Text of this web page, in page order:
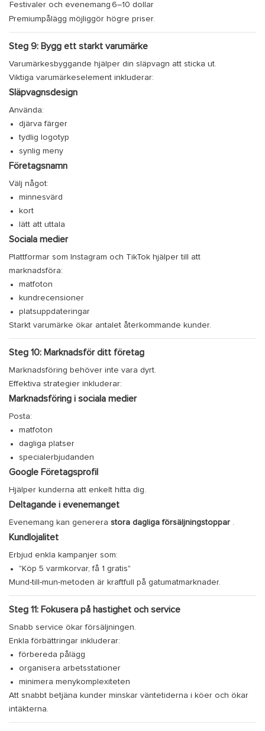
Festivaler och evenemang 6–10 dollar
Premiumpålägg möjliggör högre priser.
Steg 9: Bygg ett starkt varumärke
Varumärkesbyggande hjälper din släpvagn att sticka ut.
Viktiga varumärkeselement inkluderar:
Släpvagnsdesign
Använda:
djärva färger
tydlig logotyp
synlig meny
Företagsnamn
Välj något:
minnesvärd
kort
lätt att uttala
Sociala medier
Plattformar som Instagram och TikTok hjälper till att
marknadsföra:
matfoton
kundrecensioner
platsuppdateringar
Starkt varumärke ökar antalet återkommande kunder.
Steg 10: Marknadsför ditt företag
Marknadsföring behöver inte vara dyrt.
Effektiva strategier inkluderar:
Marknadsföring i sociala medier
Posta:
matfoton
dagliga platser
specialerbjudanden
Google Företagsprofil
Hjälper kunderna att enkelt hitta dig.
Deltagande i evenemanget
Evenemang kan generera stora dagliga försäljningstoppar .
Kundlojalitet
Erbjud enkla kampanjer som:
"Köp 5 varmkorvar, få 1 gratis"
Mund-till-mun-metoden är kraftfull på gatumatmarknader.
Steg 11: Fokusera på hastighet och service
Snabb service ökar försäljningen.
Enkla förbättringar inkluderar:
förbereda pålägg
organisera arbetsstationer
minimera menykomplexiteten
Att snabbt betjäna kunder minskar väntetiderna i köer och ökar
intäkterna.